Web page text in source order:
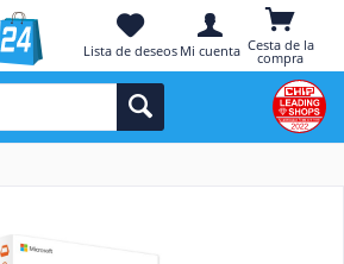
Cesta de la
compra
Lista de deseos Mi cuenta